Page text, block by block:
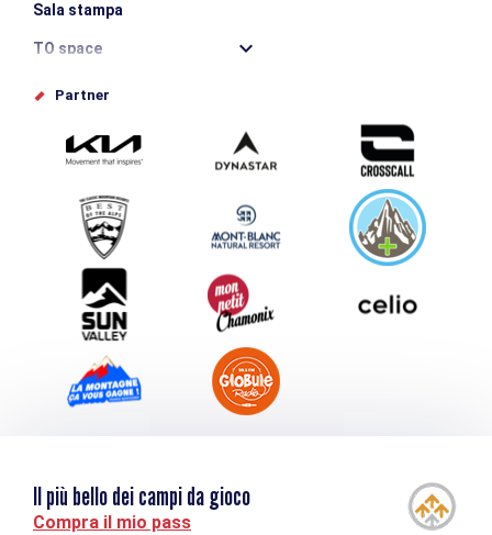
Sala stampa
TO space
Offices de tourisme
Inviate il vostro evento
Service groupes et séminaires
Scaricare
Turismo e disabilità
Partner
Il più bello dei campi da gioco
Compra il mio pass